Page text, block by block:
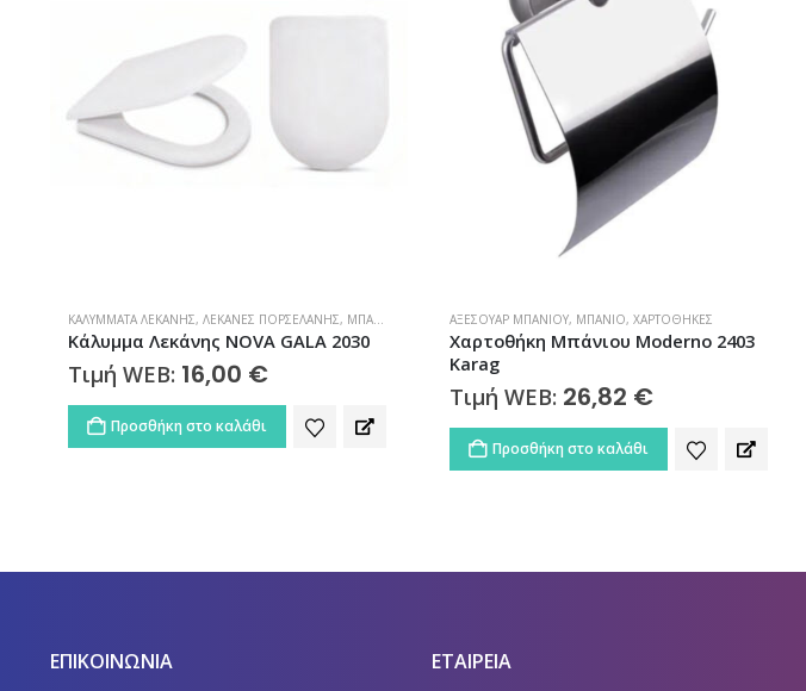
ΑΞΕΣΟΥΆΡ ΜΠΆΝΙΟΥ,ΜΠΆΝΙΟ,ΧΑΡΤΟΘΉΚΕΣ
Χαρτοθήκη Μπάνιου Moderno 2403
Karag
Τιμή WEB: 26,82€
Προσθήκη στο καλάθι
ΑΞΕΣΟΥΆΡ ΜΠΆΝΙΟΥ, ΜΠΆΝΙΟ, ΠΕΤΣΕΤΟΚΡΕΜΆΣΤΡΕΣ
Πετσετοκρεμάστρα Μπάνιου
Moderno 2250 Karag
Τιμή WEB: 35,14 €
Προσθήκη στο καλάθι
ΕΠΙΚΟΙΝΩΝΙΑ ΕΤΑΙΡΕΙΑ